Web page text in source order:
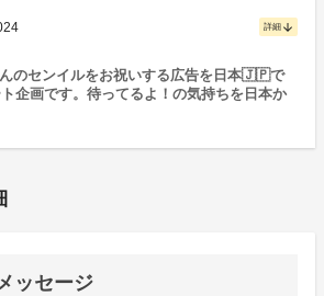
詳細 arrow_downward
のセンイルをお祝いする広告を日本🇯🇵で
企画です。待ってるよ！の気持ちを日本か
ッセージ